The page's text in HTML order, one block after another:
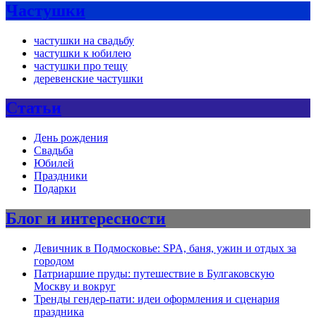
Частушки
частушки на свадьбу
частушки к юбилею
частушки про тещу
деревенские частушки
Статьи
День рождения
Свадьба
Юбилей
Праздники
Подарки
Блог и интересности
Девичник в Подмосковье: SPA, баня, ужин и отдых за
городом
Патриаршие пруды: путешествие в Булгаковскую
Москву и вокруг
Тренды гендер-пати: идеи оформления и сценария
праздника